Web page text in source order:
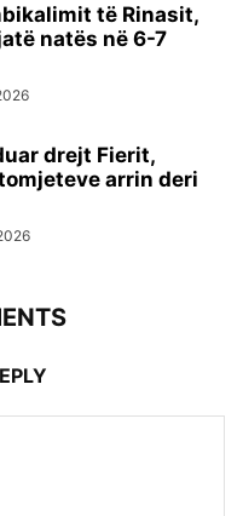
të Rinasit,
natës në 6-7
drejt Fierit,
arrin deri